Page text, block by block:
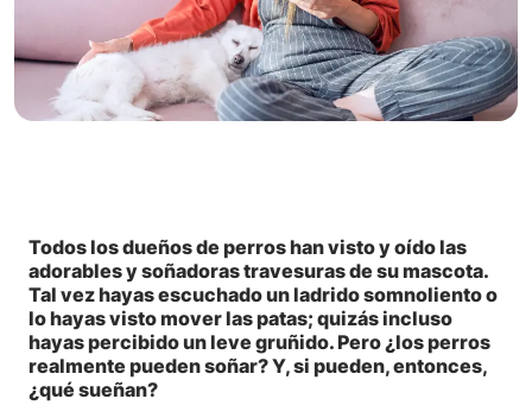
Todos los dueños de perros han visto y oído las
adorables y soñadoras travesuras de su mascota.
Tal vez hayas escuchado un ladrido somnoliento o
lo hayas visto mover las patas; quizás incluso
hayas percibido un leve gruñido. Pero ¿los perros
realmente pueden soñar? Y, si pueden, entonces,
¿qué sueñan?